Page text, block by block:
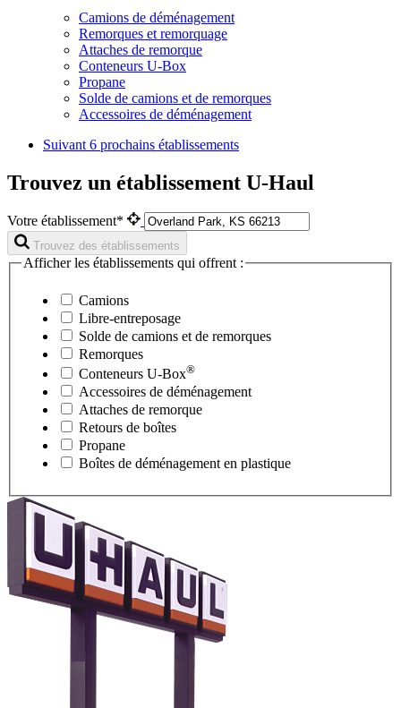
Camions de déménagement
Remorques et remorquage
Attaches de remorque
Conteneurs U-Box
Propane
Solde de camions et de remorques
Accessoires de déménagement
Suivant 6 prochains établissements
Trouvez un établissement U-Haul
Votre établissement*
Trouvez des établissements
Afficher les établissements qui offrent :
Camions
Libre-entreposage
Solde de camions et de remorques
Remorques
Conteneurs U-Box®
Accessoires de déménagement
Attaches de remorque
Retours de boîtes
Propane
Boîtes de déménagement en plastique